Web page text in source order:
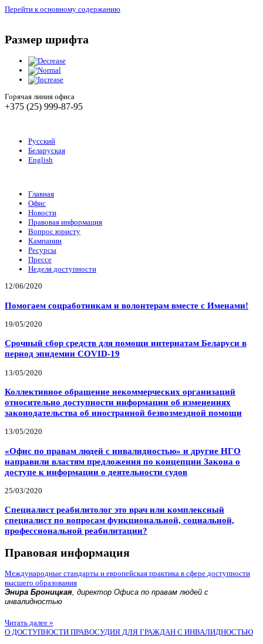
Перейти к основному содержанию
Размер шрифта
Горячая линия офиса
+375 (25) 999-87-95
Русский
Беларуская
English
Главная
Офис
Новости
Правовая информация
Вопрос юристу
Кампании
Ресурсы
Прессе
Неделя доступности
12/06/2020
Помогаем соцработникам и волонтерам вместе с Именами!
19/05/2020
Срочный сбор средств для помощи интернатам Беларуси в
период эпидемии COVID-19
13/05/2020
Коллективное обращение некоммерческих организаций
относительно доступности информации об изменениях
законодательства об иностранной безвозмездной помощи
13/05/2020
«Офис по правам людей с инвалидностью» и другие НГО
направили властям предложения по концепции Закона о
доступе к информации о деятельности судов
25/03/2020
Специалист реабилитолог это врач или комплексный
специалист по вопросам функциональной, социальной,
профессиональной реабилитации?
Правовая информация
Международные стандарты и европейская практика в сфере доступности
высшего образования
Энира Броницкая, директор Офиса по правам людей с
инвалидностью
Читать далее »
О ДОСТУПНОСТИ ПРАВОСУДИЯ ДЛЯ ГРАЖДАН С ИНВАЛИДНОСТЬЮ